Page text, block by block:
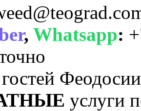
, Whatsapp:
услуги